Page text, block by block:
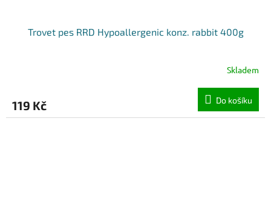
Trovet pes RRD Hypoallergenic konz. rabbit 400g
Skladem
119 Kč Do košíku